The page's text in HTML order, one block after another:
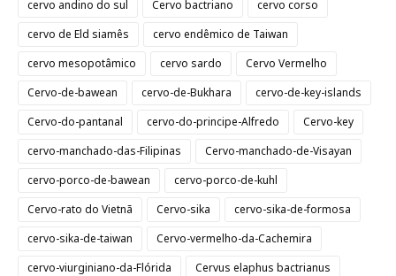
cervo andino do sul Cervo bactriano
cervo corso
cervo de Eld siamês
cervo endêmico de Taiwan
cervo mesopotâmico
cervo sardo
Cervo Vermelho
Cervo-de-bawean
cervo-de-Bukhara
cervo-de-key-islands
Cervo-do-pantanal
cervo-do-principe-Alfredo
Cervo-key
cervo-manchado-das-Filipinas
Cervo-manchado-de-Visayan
cervo-porco-de-bawean
cervo-porco-de-kuhl
Cervo-rato do Vietnã
Cervo-sika
cervo-sika-de-formosa
cervo-sika-de-taiwan
Cervo-vermelho-da-Cachemira
cervo-viurginiano-da-Flórida
Cervus elaphus bactrianus